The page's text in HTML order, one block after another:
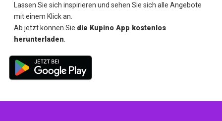
Lassen Sie sich inspirieren und sehen Sie sich alle Angebote
mit einem Klick an.
Ab jetzt können Sie die Kupino App kostenlos
herunterladen